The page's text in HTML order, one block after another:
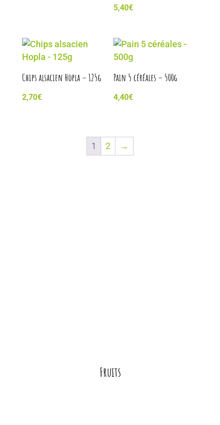
5,40€
Chips alsacien Hopla – 125g
2,70€
Pain 5 céréales – 500g
4,40€
1 2 →
Fruits